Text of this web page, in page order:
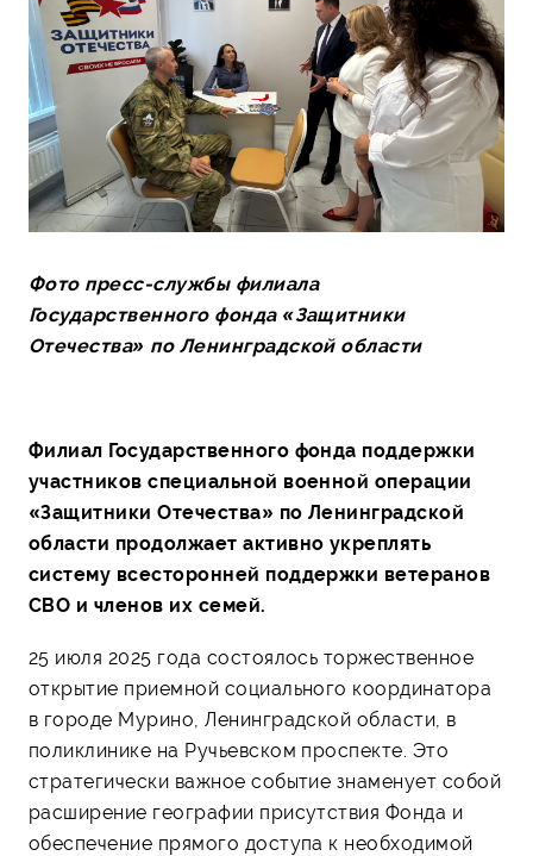
Фото пресс-службы филиала
Государственного фонда «Защитники
Отечества» по Ленинградской области
Филиал Государственного фонда поддержки
участников специальной военной операции
«Защитники Отечества» по Ленинградской
области продолжает активно укреплять
систему всесторонней поддержки ветеранов
СВО и членов их семей.
25 июля 2025 года состоялось торжественное
открытие приемной социального координатора
в городе Мурино, Ленинградской области, в
поликлинике на Ручьевском проспекте. Это
стратегически важное событие знаменует собой
расширение географии присутствия Фонда и
обеспечение прямого доступа к необходимой